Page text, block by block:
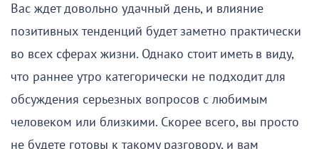
Вас ждет довольно удачный день, и влияние
позитивных тенденций будет заметно практически
во всех сферах жизни. Однако стоит иметь в виду,
что раннее утро категорически не подходит для
обсуждения серьезных вопросов с любимым
человеком или близкими. Скорее всего, вы просто
не будете готовы к такому разговору, и вам